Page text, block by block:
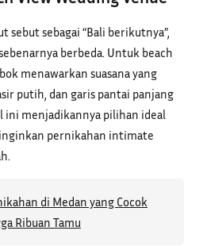
sebut sebagai “Bali berikutnya”,
berbeda. Untuk beach
menawarkan suasana yang
putih, dan garis pantai panjang
ini menjadikannya pilihan ideal
pernikahan intimate
di Medan yang Cocok
Ribuan Tamu